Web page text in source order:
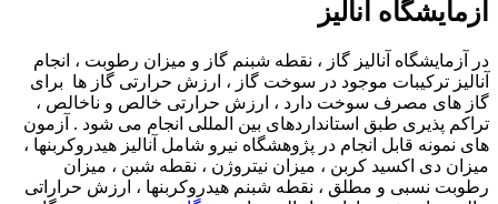
آزمایشگاه آنالیز
در آزمایشگاه آنالیز گاز ، نقطه شبنم گاز و میزان رطوبت ، انجام
آنالیز ترکیبات موجود در سوخت گاز ، ارزش حرارتی گاز ها برای
گاز های مصرف سوخت دارد ، ارزش حرارتی خالص و ناخالص ،
تراکم پذیری طبق استانداردهای بین المللی انجام می شود . آزمون
های نمونه قابل انجام در پژوهشگاه نیرو شامل آنالیز هیدروکربنها ،
میزان دی اکسید کربن ، میزان نیتروژن ، نقطه شبن ، میزان
رطوبت نسبی و مطلق ، نقطه شبنم هیدروکربنها ، ارزش حراراتی